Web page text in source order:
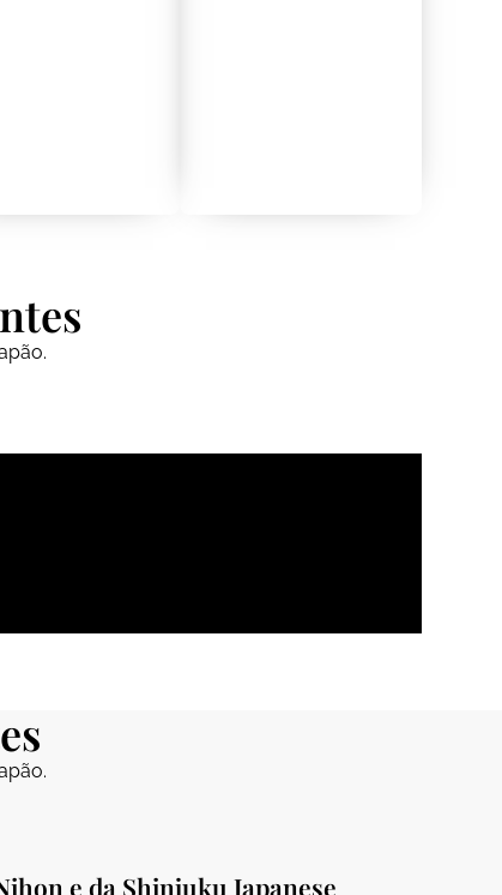
e da Shinjuku Japanese